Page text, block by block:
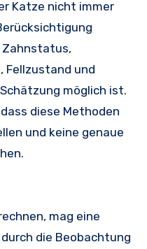
Katze nicht immer
Zahnstatus,
Fellzustand und
möglich ist.
diese Methoden
und keine genaue
mag eine
die Beobachtung